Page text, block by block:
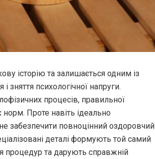
історію та залишається одним із
зняття психологічної напруги.
процесів, правильної
норм. Проте навіть ідеально
забезпечити повноцінний оздоровчий
деталі формують той самий
процедур та дарують справжній